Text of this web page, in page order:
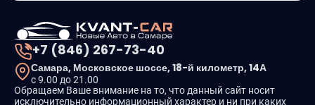
+7 (846) 267-73-40
Самара, Московское шоссе, 18-й километр, 14А
с 9.00 до 21.00
Обращаем Ваше внимание на то, что данный сайт носит
исключительно информационный характер и ни при каких